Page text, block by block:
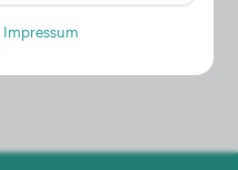
Impressum